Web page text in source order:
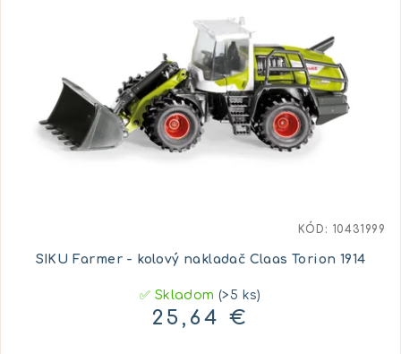
SIKU Farmer - kolový nakladač Claas Torion 1914
✅ Skladom(>5 ks)
25,64 €
KÓD: 10431999